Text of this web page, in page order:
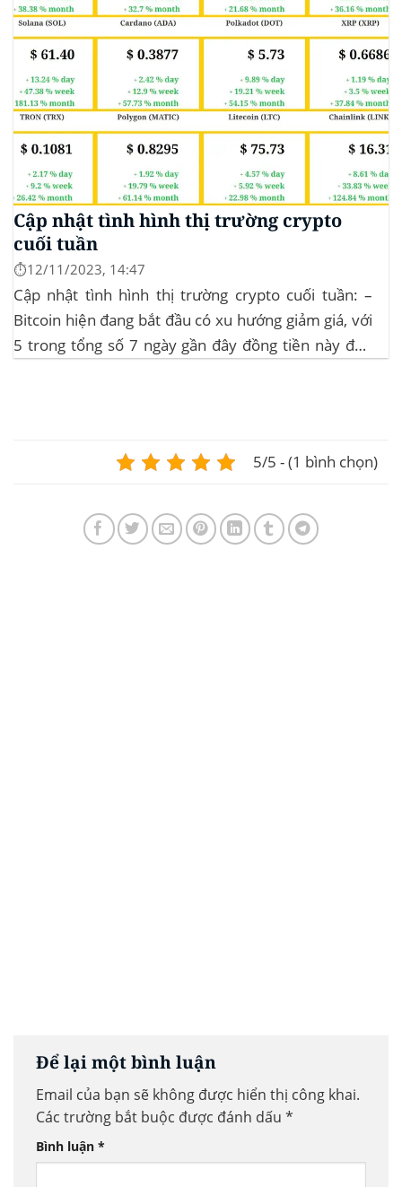
Cập nhật tình hình thị trường crypto
cuối tuần
⏱️12/11/2023, 14:47
Cập nhật tình hình thị trường crypto cuối tuần: –
Bitcoin hiện đang bắt đầu có xu hướng giảm giá, với
5 trong tổng số 7 ngày gần đây đồng tiền này đều
5/5 - (1 bình chọn)
Để lại một bình luận
Email của bạn sẽ không được hiển thị công khai.
Các trường bắt buộc được đánh dấu *
Bình luận *